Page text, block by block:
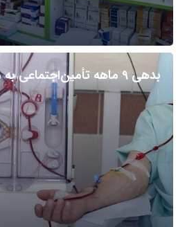
بدهی ۹ ماهه تأمین‌اجتماعی به مراکز دیالیز